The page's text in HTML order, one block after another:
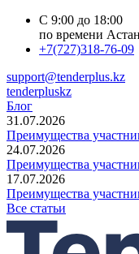
С 9:00 до 18:00
по времени
+7(727)318-76-09
support@tenderplus.kz
tenderpluskz
Блог
31.07.2026
Преимущества
24.07.2026
Преимущества
17.07.2026
Преимущества
Все статьи